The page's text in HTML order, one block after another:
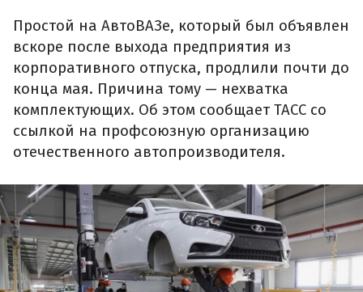
Простой на АвтоВАЗе, который был объявлен
вскоре после выхода предприятия из
корпоративного отпуска, продлили почти до
конца мая. Причина тому — нехватка
комплектующих. Об этом сообщает ТАСС со
ссылкой на профсоюзную организацию
отечественного автопроизводителя.